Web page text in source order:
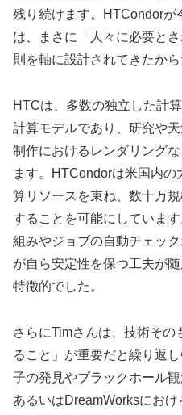
残り続けます。HTCondorが
は、まさに「人々に必要と
則を軸に設計されてきたか
HTCは、多数の独立した計
計算モデルであり、研究や
制作におけるレンダリング
ます。HTCondorは米国内
算リソースを束ね、数十万
することを可能にしていま
組みやジョブの自動チェッ
が自ら安定性を保つ工夫が
特徴的でした。
さらにTimさんは、技術その
ること」が重要だと繰り返
子の発見やブラックホール
あるいはDreamWorksにおけ